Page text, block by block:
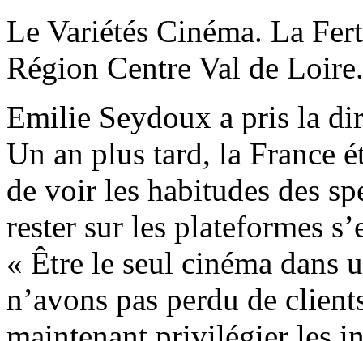
Le Variétés Cinéma. La
Région Centre Val de Loire.
Emilie Seydoux a pris la
Un an plus tard, la France
de voir les habitudes des
rester sur les plateformes
« Être le seul cinéma dans
n’avons pas perdu de